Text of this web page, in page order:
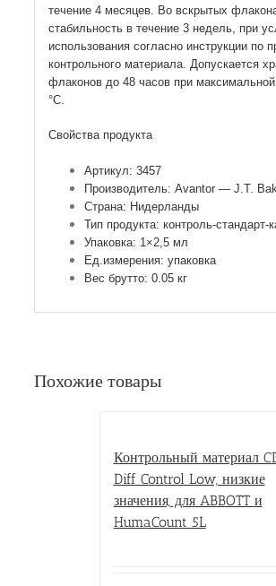
течение 4 месяцев. Во вскрытых
стабильность в течение 3 недель, при
использования согласно инструкции по
контрольного материала. Допускается
флаконов до 48 часов при
°С.
Свойства продукта
Артикул: 3457
Производитель: Avantor — J.T.
Страна: Нидерланды
Тип продукта: контроль-стандарт-
Упаковка: 1×2,5 мл
Ед.измерения: упаковка
Вес брутто: 0.05 кг
Похожие товары
Контрольный материал
Diff Control Low, низкие
значения, для ABBOTT и
HumaCount 5L